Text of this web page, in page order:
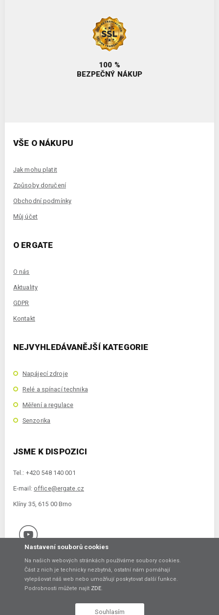
100 %
BEZPEČNÝ NÁKUP
VŠE O NÁKUPU
Jak mohu platit
Způsoby doručení
Obchodní podmínky
Můj účet
O ERGATE
O nás
Aktuality
GDPR
Kontakt
NEJVYHLEDÁVANĚJŠÍ KATEGORIE
Napájecí zdroje
Relé a spínací technika
Měření a regulace
Senzorika
JSME K DISPOZICI
Tel.: +420 548 140 001
E-mail: office@ergate.cz
Klíny 35, 615 00 Brno
Copyright © 2021 ERGATE Automation s.r.o., Klíny 35, 61500 Brno
Nastavení souborů cookies
Na našich webových stránkách používáme soubory cookies.
Část z nich je technicky nezbytná, ostatní nám pomáhají
vylepšovat náš web nebo umožňují poskytovat další funkce.
Podrobnosti můžete najít ZDE.
Souhlasím